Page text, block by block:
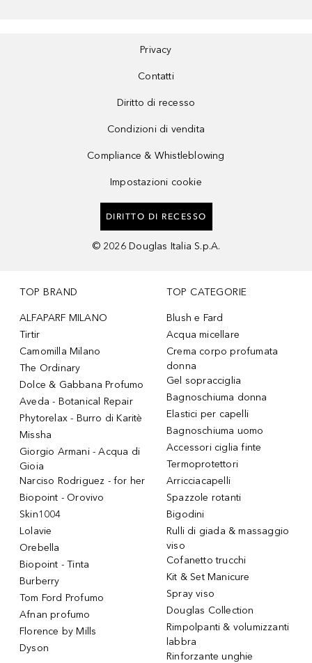
Privacy
Contatti
Diritto di recesso
Condizioni di vendita
Compliance & Whistleblowing
Impostazioni cookie
DIRITTO DI RECESSO
© 2026 Douglas Italia S.p.A.
TOP BRAND
ALFAPARF MILANO
Tirtir
Camomilla Milano
The Ordinary
Dolce & Gabbana Profumo
Aveda - Botanical Repair
Phytorelax - Burro di Karitè
Missha
Giorgio Armani - Acqua di
Gioia
Narciso Rodriguez - for her
Biopoint - Orovivo
Skin1004
Lolavie
Orebella
Biopoint - Tinta
Burberry
Tom Ford Profumo
Afnan profumo
Florence by Mills
Dyson
TOP CATEGORIE
Blush e Fard
Acqua micellare
Crema corpo profumata
donna
Gel sopracciglia
Bagnoschiuma donna
Elastici per capelli
Bagnoschiuma uomo
Accessori ciglia finte
Termoprotettori
Arricciacapelli
Spazzole rotanti
Bigodini
Rulli di giada & massaggio
viso
Cofanetto trucchi
Kit & Set Manicure
Spray viso
Douglas Collection
Rimpolpanti & volumizzanti
labbra
Rinforzante unghie